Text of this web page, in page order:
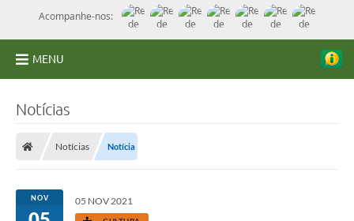
Acompanhe-nos:
MENU
Licitações
Notícias
Notícias Notícia
NOV 05 NOV 2021